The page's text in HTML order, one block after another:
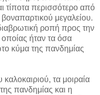
τίποτα περισσότερο από
βοναπαρτικού μεγαλείου.
ροπή προς την
ήταν τα όσα
κύμα της πανδημίας
τα μοιραία
πανδημίας και η